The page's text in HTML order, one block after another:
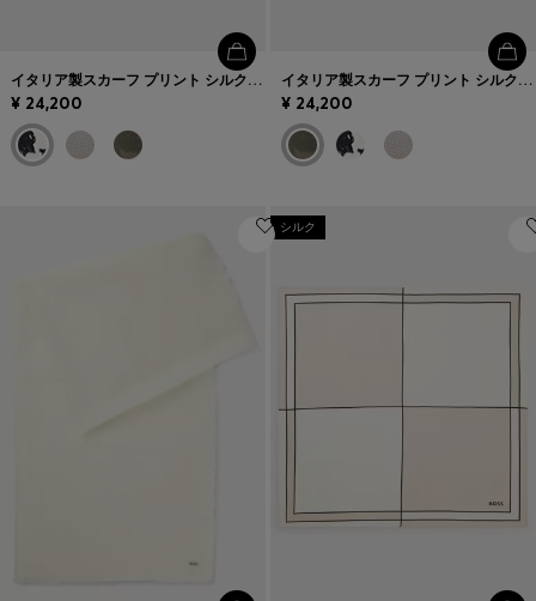
イタリア製スカーフ プリント シルクツイル
¥ 24,200
イタリア製スカーフ プリント シルクツイル
¥ 24,200
シルク